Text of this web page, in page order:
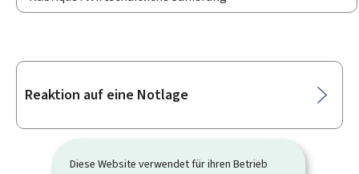
Diese Website verwendet für ihren Betrieb
Unterrubriken
Reaktion auf eine Notlage